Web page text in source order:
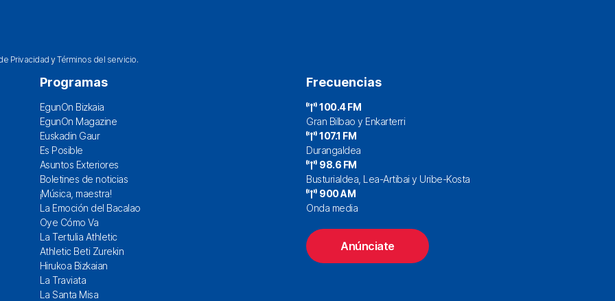
PrivacidadyTérminos del servicio.
Programas
EgunOn Bizkaia
EgunOn Magazine
Euskadin Gaur
Es Posible
Asuntos Exteriores
Boletines de noticias
¡Música, maestra!
La Emoción del Bacalao
Oye Cómo Va
La Tertulia Athletic
Athletic Beti Zurekin
Hirukoa Bizkaian
La Traviata
La Santa Misa
Frecuencias
100.4 FM
Gran Bilbao y Enkarterri
107.1 FM
Durangaldea
98.6 FM
Busturialdea, Lea-Artibai y Uribe-Kosta
900 AM
Onda media
Anúnciate